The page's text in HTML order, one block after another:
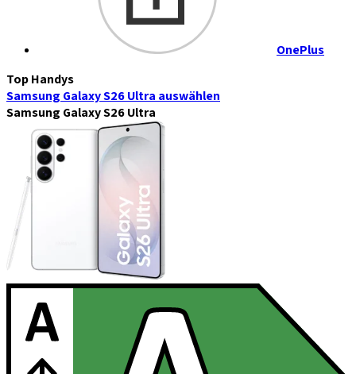
OnePlus
Top Handys
Samsung Galaxy S26 Ultra auswählen
Samsung Galaxy S26 Ultra